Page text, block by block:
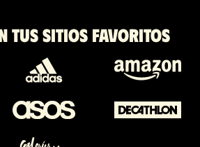
tus sitios favoritos